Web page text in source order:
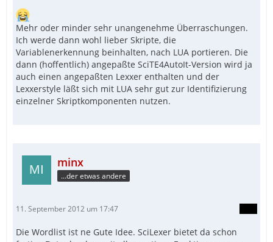
Mehr oder minder sehr unangenehme Überraschungen.
Ich werde dann wohl lieber Skripte, die
Variablenerkennung beinhalten, nach LUA portieren. Die
dann (hoffentlich) angepaßte SciTE4AutoIt-Version wird ja
auch einen angepaßten Lexxer enthalten und der
Lexxerstyle läßt sich mit LUA sehr gut zur Identifizierung
einzelner Skriptkomponenten nutzen.
minx
...der etwas andere
11. September 2012 um 17:47
Die Wordlist ist ne Gute Idee. SciLexer bietet da schon